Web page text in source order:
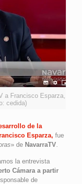
a Francisco Esparza,
cedida)
de la
Esparza, fue
» de NavarraTV.
la entrevista
Cámara a partir
de